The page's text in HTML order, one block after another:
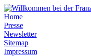
Home
Presse
Newsletter
Sitemap
Impressum